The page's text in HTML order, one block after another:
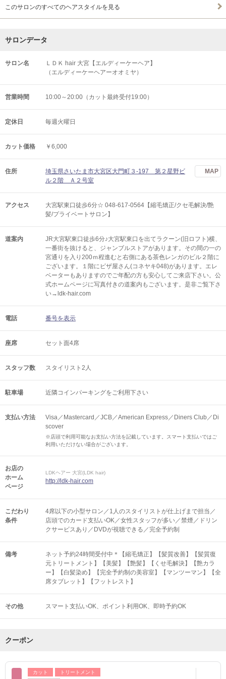
このサロンのすべてのヘアスタイルを見る
サロンデータ
サロン名
ＬＤＫ hair 大宮【エルディーケーヘア】
（エルディーケーヘアーオオミヤ）
営業時間 10:00～20:00（カット最終受付19:00）
定休日 毎週火曜日
カット価格 ￥6,000
住所
埼玉県さいたま市大宮区大門町３-197 第２星野ビ
ル２階 Ａ２号室
MAP
アクセス
大宮駅東口徒歩6分☆ 048-617-0564【縮毛矯正/クセ毛解決/艶
髪/プライベートサロン】
道案内
JR大宮駅東口徒歩6分♪大宮駅東口を出てラクーン(旧ロフト)横、
一番街を抜けると、ジャンブルストアがあります。その間の一の
宮通りを入り200ｍ程進むと右側にある茶色レンガのビル２階に
ございます。１階にピザ屋さん(コネヤキ048)があります。エレ
ベーターもありますのでご年配の方も安心してご来店下さい。公
式ホームページに写真付きの道案内もございます。是非ご覧下さ
い→ldk-hair.com
電話 番号を表示
座席 セット面4席
スタッフ数 スタイリスト2人
駐車場 近隣コインパーキングをご利用下さい
支払い方法
Visa／Mastercard／JCB／American Express／Diners Club／Di
scover
※店頭で利用可能なお支払い方法を記載しています。スマート支払いではご
利用いただけない場合がございます。
お店の
ホーム
ページ
LDKヘアー 大宮(LDK hair)
http://ldk-hair.com
こだわり
条件
4席以下の小型サロン／1人のスタイリストが仕上げまで担当／
店頭でのカード支払いOK／女性スタッフが多い／禁煙／ドリン
クサービスあり／DVDが視聴できる／完全予約制
備考
ネット予約24時間受付中＊【縮毛矯正】【髪質改善】【髪質復
元トリートメント】【美髪】【艶髪】【くせ毛解決】【艶カラ
ー】【白髪染め】【完全予約制の美容室】【マンツーマン】【全
席タブレット】【フットレスト】
その他 スマート支払いOK ポイント利用OK 即時予約OK
クーポン
カット トリートメント